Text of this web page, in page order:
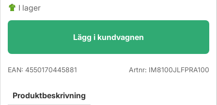
I lager
Lägg i kundvagnen
EAN: 4550170445881 Artnr: IM8100JLFPRA100
Produktbeskrivning